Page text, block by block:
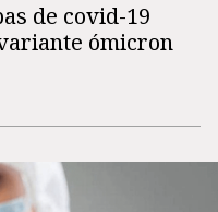
de covid-19
ómicron